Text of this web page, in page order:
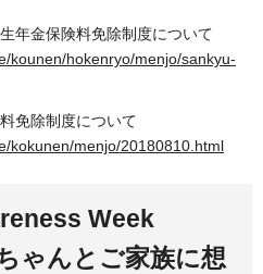
年金保険料免除制度について
kounen/hokenryo/menjo/sankyu-
免除制度について
kokunen/menjo/20180810.html
Week
ゃんとご家族に想